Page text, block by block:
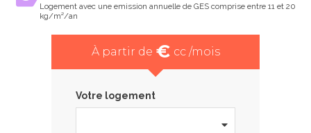
Logement avec une emission annuelle de GES comprise entre 11 et 20
kg/m²/an
À partir de € cc /mois
Votre logement